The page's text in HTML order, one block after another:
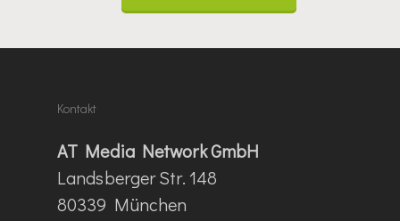
Kontakt
AT Media Network GmbH
Landsberger Str. 148
80339 München